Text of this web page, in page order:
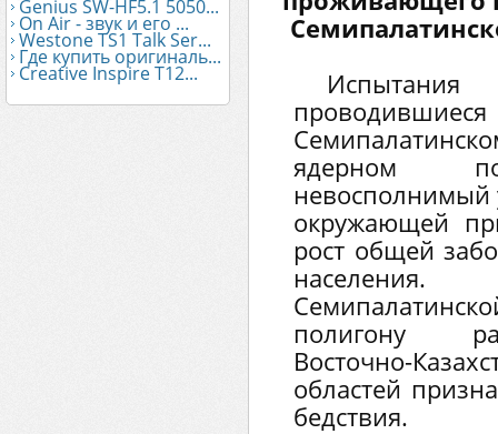
Genius SW-HF5.1 5050...
On Air - звук и его ...
Westone TS1 Talk Ser...
Где купить оригиналь...
Creative Inspire T12...
ядерном
окружающей
рост общей
полигону
Восточно-
областей
бедствия.